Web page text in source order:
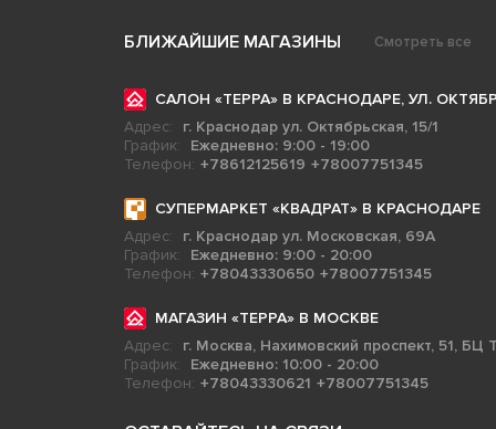
БЛИЖАЙШИЕ МАГАЗИНЫ Смотреть все
САЛОН «ТЕРРА» В КРАСНОДАРЕ, УЛ.
Адрес:
г. Краснодар ул. Октябрьская, 15/1
График:
Ежедневно: 9:00 - 19:00
Телефон: +78612125619 +78007751345
СУПЕРМАРКЕТ «КВАДРАТ» В КРАСНОДАРЕ
Адрес:
г. Краснодар ул. Московская, 69А
График:
Ежедневно: 9:00 - 20:00
Телефон: +78043330650 +78007751345
МАГАЗИН «ТЕРРА» В МОСКВЕ
Адрес:
г. Москва, Нахимовский проспект, 51, БЦ
График:
Ежедневно: 10:00 - 20:00
Телефон: +78043330621 +78007751345